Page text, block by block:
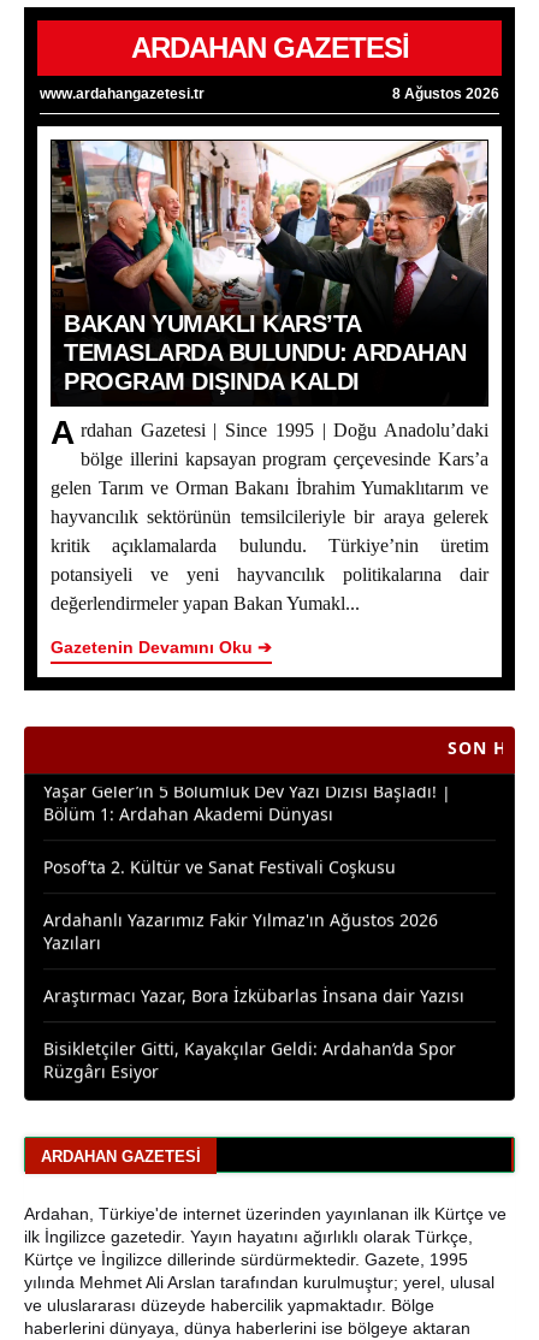
ARDAHAN GAZETESİ
www.ardahangazetesi.tr 8 Ağustos 2026
BAKAN YUMAKLI KARS’TA
TEMASLARDA BULUNDU: ARDAHAN
PROGRAM DIŞINDA KALDI
A rdahan Gazetesi | Since 1995 | Doğu Anadolu’daki
bölge illerini kapsayan program çerçevesinde Kars’a
gelen Tarım ve Orman Bakanı İbrahim Yumaklıtarım ve
hayvancılık sektörünün temsilcileriyle bir araya gelerek
kritik açıklamalarda bulundu. Türkiye’nin üretim
potansiyeli ve yeni hayvancılık politikalarına dair
değerlendirmeler yapan Bakan Yumakl...
Gazetenin Devamını Oku ➔
SON HABERLER
Bakan Yumaklı Kars’ta Temaslarda Bulundu: Ardahan
Program Dışında Kaldı
ERZİNCAN İL ÖZEL İDARESİ SPOR KULÜBÜ AIR
BADMINTON’DA TÜRKİYE ŞAMPİYONU OLDU
Ardahan Çiçek Balında 2026 Sezonunun İlk Hasadı
Başladı
Bölüm 2 - Ardahan Kültür ve Turizm
Yaşar Geler’in 5 Bölümlük Dev Yazı Dizisi Başladı! |
Bölüm 1: Ardahan Akademi Dünyası
Posof’ta 2. Kültür ve Sanat Festivali Coşkusu
Ardahanlı Yazarımız Fakir Yılmaz'ın Ağustos 2026
Araştırmacı Yazar, Bora İzkübarlas İnsana dair Yazısı
Bisikletçiler Gitti, Kayakçılar Geldi: Ardahan’da Spor
Ardahan Emniyet Müdürlüğü’nden Yeni Harf Grubu
Ardahan Belediye Başkanı Faruk Demir ve Meclis
Yaşar Geler'den Bölge Analizi: Ardahan ve Kars'ta Son
Durum
Bir Parti İşte Böyle Bitirilir
ARDAHAN GAZETESI
Ardahan, Türkiye'de internet üzerinden yayınlanan ilk Kürtçe ve
ilk İngilizce gazetedir. Yayın hayatını ağırlıklı olarak Türkçe,
Kürtçe ve İngilizce dillerinde sürdürmektedir. Gazete, 1995
yılında Mehmet Ali Arslan tarafından kurulmuştur; yerel, ulusal
ve uluslararası düzeyde habercilik yapmaktadır. Bölge
haberlerini dünyaya, dünya haberlerini ise bölgeye aktaran